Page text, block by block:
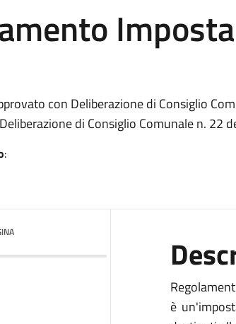
con Deliberazione di Consiglio
di Consiglio Comunale n. 22
:
è